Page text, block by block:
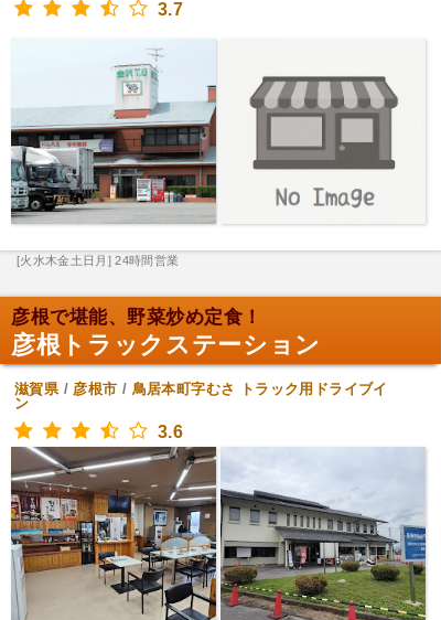
3.7
[火水木金土日月] 24時間営業
彦根で堪能、野菜炒め定食！
彦根トラックステーション
滋賀県/ 彦根市 / 鳥居本町字むさ
トラック用ドライブイ
ン
3.6